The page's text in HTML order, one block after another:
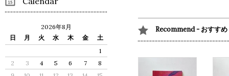
Recommend - おすすめ
2026年8月
日
月 火 水 木 金
土
1
2
3 4 5 6 7
8